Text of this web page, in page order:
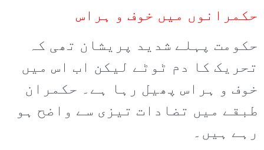
حکمرانوں میں خوف و ہراس
حکومت پہلے شدید پریشان تھی کہ
تحریک کا دم ٹوٹے لیکن اب اس میں
خوف و ہراس پھیل رہا ہے۔ حکمران
طبقے میں تضادات تیزی سے واضح ہو
رہے ہیں۔